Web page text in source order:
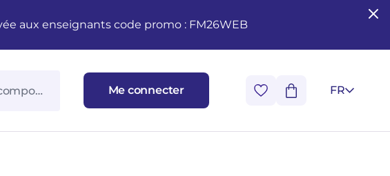
aux enseignants code promo : FM26WEB
Me connecter FR